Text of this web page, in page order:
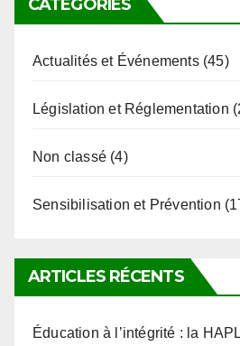
ARTICLES RÉCENTS
l’IAEC au prétest du